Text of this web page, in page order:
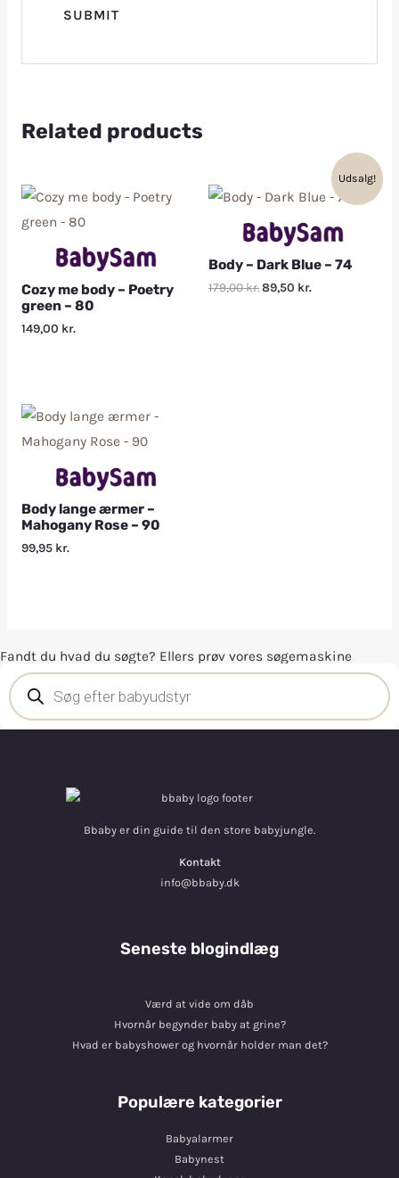
Related products
Cozy me body – Poetry
green – 80
149,00 kr.
Udsalg!
Body – Dark Blue – 74
179,00kr.89,50 kr.
Body lange ærmer –
Mahogany Rose – 90
99,95 kr.
Fandt du hvad du søgte? Ellers prøv vores søgemaskine
Bbaby er din guide til den store babyjungle.
Kontakt
info@bbaby.dk
Seneste blogindlæg
Værd at vide om dåb
Hvornår begynder baby at grine?
Hvad er babyshower og hvornår holder man det?
Populære kategorier
Babyalarmer
Babynest